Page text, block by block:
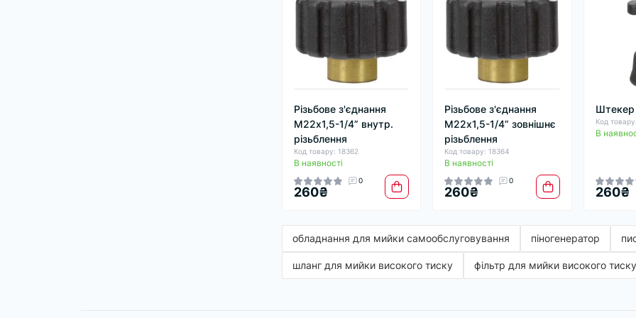
Різьбове з'єднання
М22х1,5-1/4” внутр.
різьблення
Код товару: 18362
В наявності
0
260₴
Різьбове з'єднання
М22х1,5-1/4” зовнішнє
різьблення
Код товару: 18364
В наявності
0
260₴
Штекер
Код
В
260₴
обладнання для мийки самообслуговування піногенератор
шланг для мийки високого тиску фільтр для мийки високого тиску